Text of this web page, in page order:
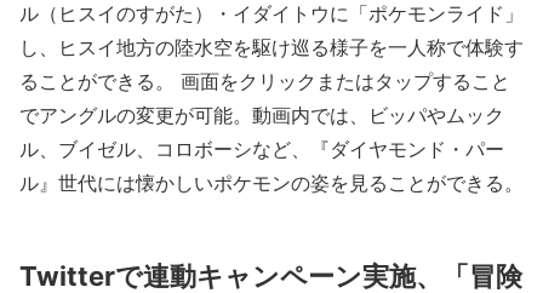
ル（ヒスイのすがた）・イダイトウに「ポケモンライド」
し、ヒスイ地方の陸水空を駆け巡る様子を一人称で体験す
ることができる。 画面をクリックまたはタップすること
でアングルの変更が可能。動画内では、ビッパやムック
ル、ブイゼル、コロボーシなど、『ダイヤモンド・パー
ル』世代には懐かしいポケモンの姿を見ることができる。
Twitterで連動キャンペーン実施、「冒険